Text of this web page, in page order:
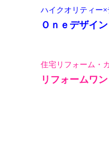
ハイクオリティー
Ｏｎｅデザイン
住宅リフォーム・
リフォームワン